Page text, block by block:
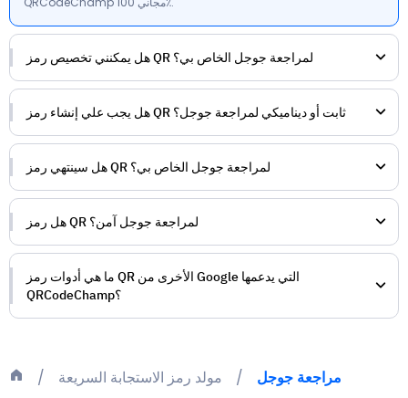
مولد رمز الاستجابة السريعة مراجعة جوجل
هل يمكنني تخصيص رمز QR لمراجعة جوجل الخاص بي؟
هل يجب علي إنشاء رمز QR ثابت أو ديناميكي لمراجعة جوجل؟
هل سينتهي رمز QR لمراجعة جوجل الخاص بي؟
هل رمز QR لمراجعة جوجل آمن؟
ما هي أدوات رمز QR الأخرى من Google التي يدعمها
QRCodeChamp؟
رمز QR لمستندات جوجل
رمز QR لجوجل ميت